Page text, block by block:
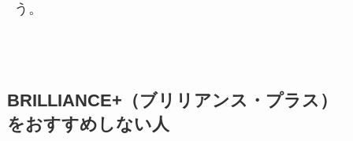
う。
BRILLIANCE+（ブリリアンス・プラス）
をおすすめしない人